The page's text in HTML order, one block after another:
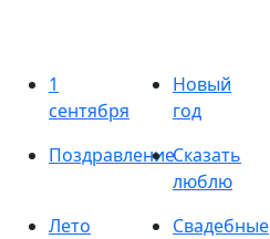
1
сентября
Новый
год
ПоздравлениеСказать
люблю
Лето
Свадебные